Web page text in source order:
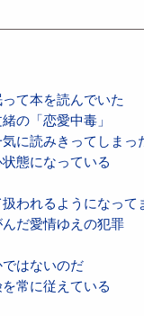
て本を読んでいた
の「恋愛中毒」
に読みきってしまっ
態になっている
われるようになって
だ愛情ゆえの犯罪
はないのだ
常に従えている